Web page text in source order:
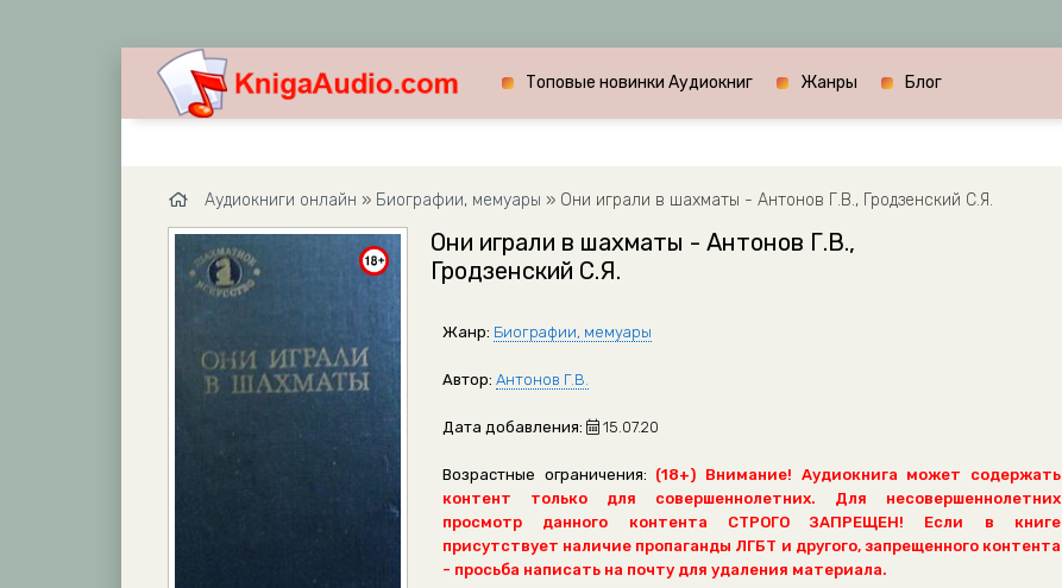
Топовые новинки Аудиокниг Жанры Блог
Аудиокниги онлайн » Биографии, мемуары » Они играли в шахматы - Антонов Г.В., Гродзенский С.Я.
Они играли в шахматы - Антонов Г.В.,
Гродзенский С.Я.
Жанр: Биографии, мемуары
Автор: Антонов Г.В.
Дата добавления: 15.07.20
Возрастные ограничения: (18+) Внимание! Аудиокнига может содержать
контент только для совершеннолетних. Для несовершеннолетних
просмотр данного контента СТРОГО ЗАПРЕЩЕН! Если в книге
присутствует наличие пропаганды ЛГБТ и другого, запрещенного контента
- просьба написать на почту для удаления материала.